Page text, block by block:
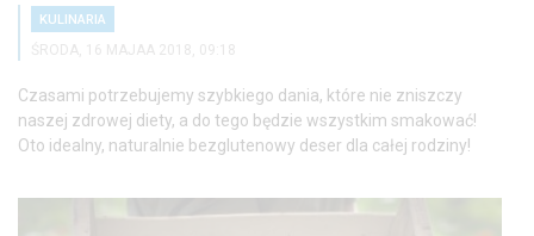
KULINARIA
ŚRODA, 16 MAJAA 2018, 09:18
Czasami potrzebujemy szybkiego dania, które nie zniszczy
naszej zdrowej diety, a do tego będzie wszystkim smakować!
Oto idealny, naturalnie bezglutenowy deser dla całej rodziny!